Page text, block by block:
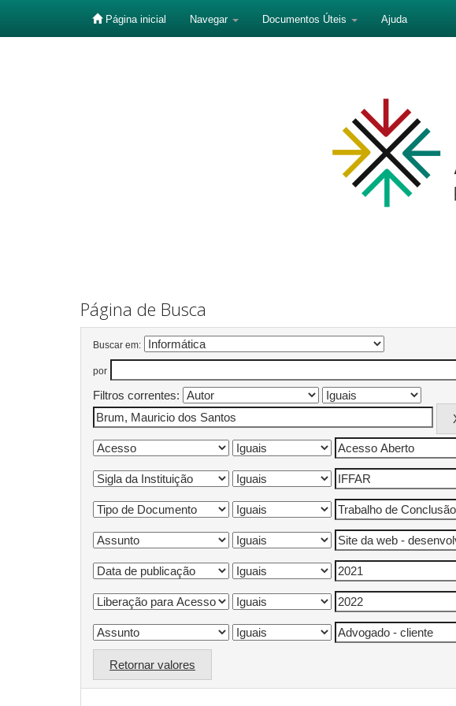
Página inicial Navegar Documentos Úteis Ajuda
Página de Busca
Buscar em:
por
Filtros correntes:
Retornar valores